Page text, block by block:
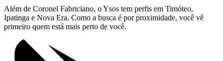
Além de Coronel Fabriciano, o Ysos tem perfis em Timóteo,
Ipatinga e Nova Era. Como a busca é por proximidade, você vê
primeiro quem está mais perto de você.